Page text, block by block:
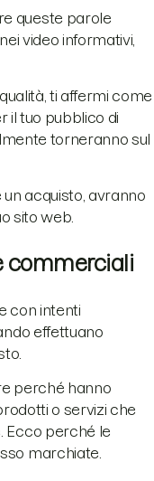
queste parole
video informativi,
ti affermi come
il tuo pubblico di
torneranno sul
acquisto, avranno
sito web.
commerciali
con intenti
effettuano
perché hanno
o servizi che
Ecco perché le
marchiate.